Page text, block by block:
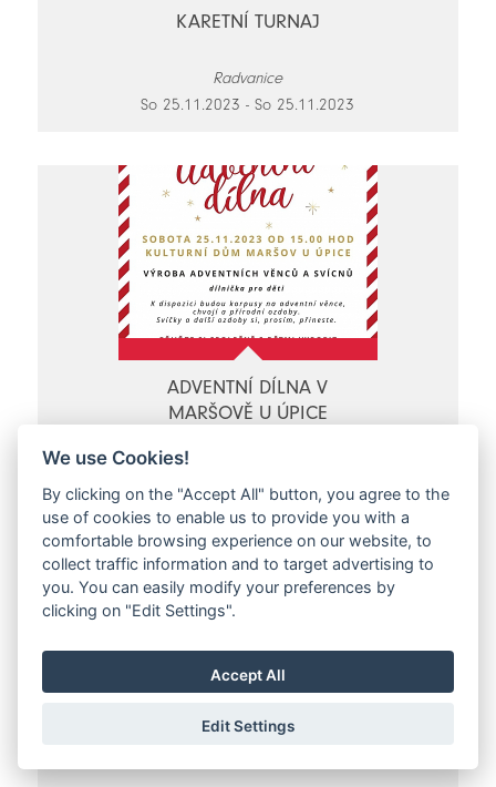
KARETNÍ TURNAJ
Radvanice
So 25.11.2023 - So 25.11.2023
ADVENTNÍ DÍLNA V
MARŠOVĚ U ÚPICE
So 25.11.2023 - So 25.11.2023
We use Cookies!
By clicking on the "Accept All" button, you agree to the
use of cookies to enable us to provide you with a
comfortable browsing experience on our website, to
collect traffic information and to target advertising to
you. You can easily modify your preferences by
clicking on "Edit Settings".
Accept All
Edit Settings